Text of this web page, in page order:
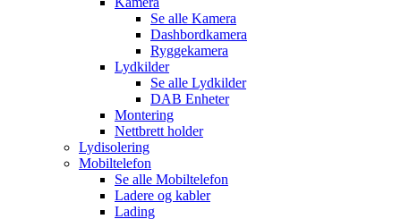
Se alle Kamera
Dashbordkamera
Ryggekamera
Lydkilder
Se alle Lydkilder
DAB Enheter
Montering
Nettbrett holder
Lydisolering
Mobiltelefon
Se alle Mobiltelefon
Ladere og kabler
Lading